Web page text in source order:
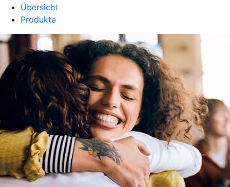
Übersicht
Produkte